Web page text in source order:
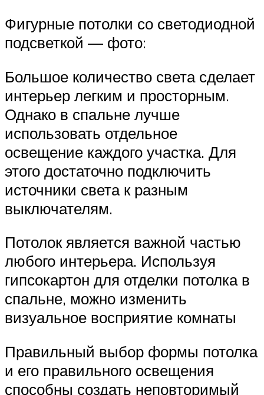
Фигурные потолки со светодиодной
подсветкой — фото:
Большое количество света сделает
интерьер легким и просторным.
Однако в спальне лучше
использовать отдельное
освещение каждого участка. Для
этого достаточно подключить
источники света к разным
выключателям.
Потолок является важной частью
любого интерьера. Используя
гипсокартон для отделки потолка в
спальне, можно изменить
визуальное восприятие комнаты
Правильный выбор формы потолка
и его правильного освещения
способны создать неповторимый